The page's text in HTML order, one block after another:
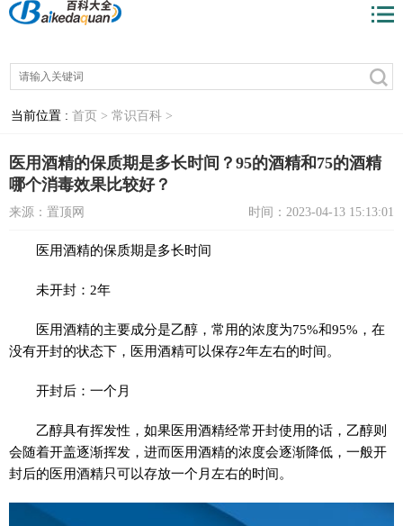
当前位置 : 首页 > 常识百科 >
医用酒精的保质期是多长时间？95的酒精和75的酒精
哪个消毒效果比较好？
来源：置顶网 时间：2023-04-13 15:13:01
医用酒精的保质期是多长时间
未开封：2年
医用酒精的主要成分是乙醇，常用的浓度为75%和95%，在
没有开封的状态下，医用酒精可以保存2年左右的时间。
开封后：一个月
乙醇具有挥发性，如果医用酒精经常开封使用的话，乙醇则
会随着开盖逐渐挥发，进而医用酒精的浓度会逐渐降低，一般开
封后的医用酒精只可以存放一个月左右的时间。